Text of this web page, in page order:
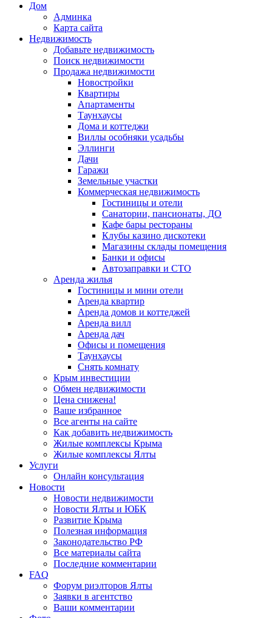
Дом
Админка
Карта сайта
Недвижимость
Добавьте недвижимость
Поиск недвижимости
Продажа недвижимости
Новостройки
Квартиры
Апартаменты
Таунхаусы
Дома и коттеджи
Виллы особняки усадьбы
Эллинги
Дачи
Гаражи
Земельные участки
Коммерческая недвижимость
Гостиницы и отели
Санатории, пансионаты, ДО
Кафе бары рестораны
Клубы казино дискотеки
Магазины склады помещения
Банки и офисы
Автозаправки и СТО
Аренда жилья
Гостиницы и мини отели
Аренда квартир
Аренда домов и коттеджей
Аренда вилл
Аренда дач
Офисы и помещения
Таунхаусы
Снять комнату
Крым инвестиции
Обмен недвижимости
Цена снижена!
Ваше избранное
Все агенты на сайте
Как добавить недвижимость
Жилые комплексы Крыма
Жилые комплексы Ялты
Услуги
Онлайн консультация
Новости
Новости недвижимости
Новости Ялты и ЮБК
Развитие Крыма
Полезная информация
Законодательство РФ
Все материалы сайта
Последние комментарии
FAQ
Форум риэлторов Ялты
Заявки в агентство
Ваши комментарии